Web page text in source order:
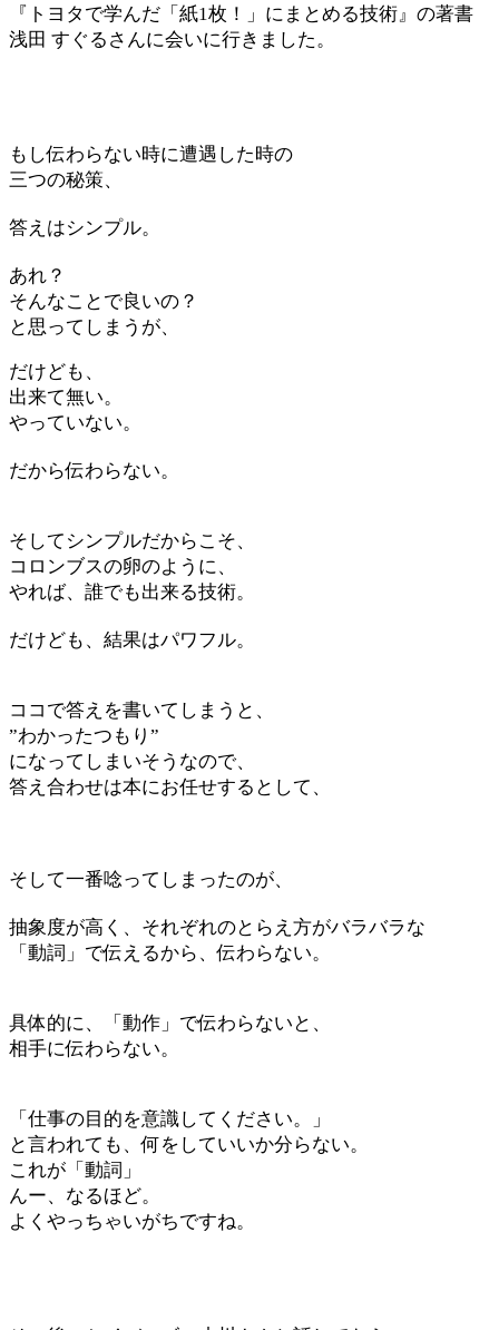
『トヨタで学んだ「紙1枚！」にまとめる技術』の著書
浅田 すぐるさんに会いに行きました。
もし伝わらない時に遭遇した時の
三つの秘策、
答えはシンプル。
あれ？
そんなことで良いの？
と思ってしまうが、
だけども、
出来て無い。
やっていない。
だから伝わらない。
そしてシンプルだからこそ、
コロンブスの卵のように、
やれば、誰でも出来る技術。
だけども、結果はパワフル。
ココで答えを書いてしまうと、
”わかったつもり”
になってしまいそうなので、
答え合わせは本にお任せするとして、
そして一番唸ってしまったのが、
抽象度が高く、それぞれのとらえ方がバラバラな
「動詞」で伝えるから、伝わらない。
具体的に、「動作」で伝わらないと、
相手に伝わらない。
「仕事の目的を意識してください。」
と言われても、何をしていいか分らない。
これが「動詞」
んー、なるほど。
よくやっちゃいがちですね。